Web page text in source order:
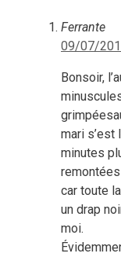
Ferrante
09/07/
Bonsoir,
mari s’est
minutes
car toute
un drap
moi.